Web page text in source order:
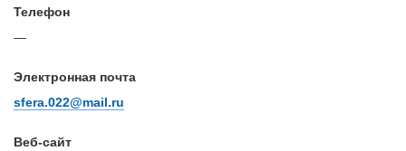
Телефон
—
Электронная почта
sfera.022@mail.ru
Веб-сайт